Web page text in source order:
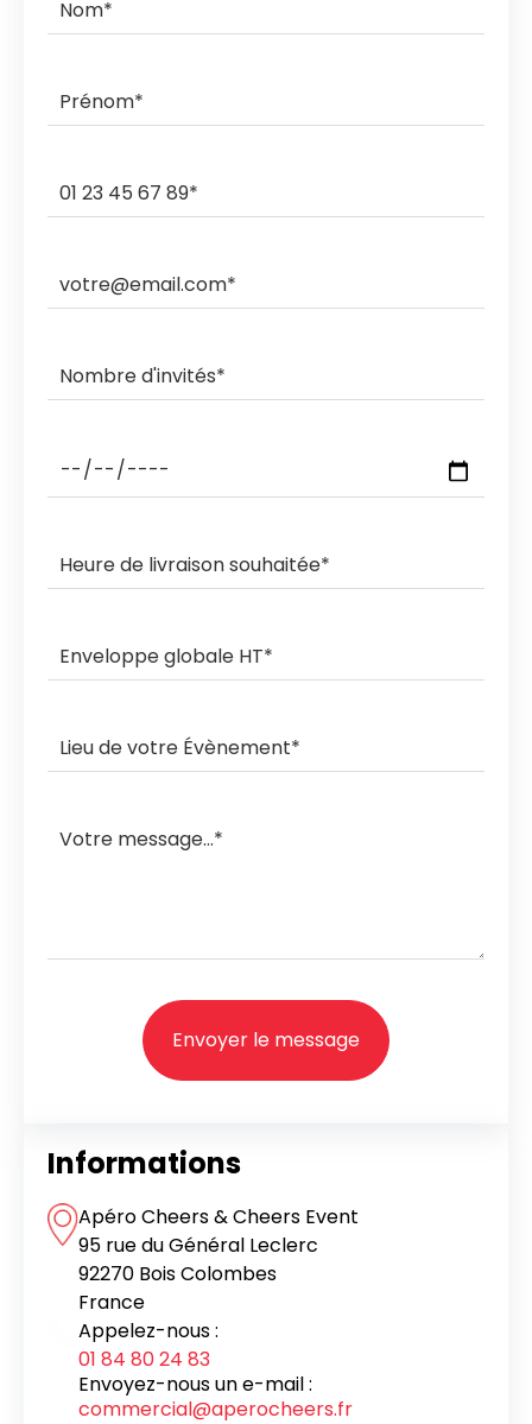
commande.
Les ramasses nocturnes sont également possibles
avec des coûts supplémentaires.
Informations
Apéro Cheers & Cheers Event
95 rue du Général Leclerc
92270 Bois Colombes
France
Appelez-nous :
01 84 80 24 83
Envoyez-nous un e-mail :
commercial@aperocheers.fr